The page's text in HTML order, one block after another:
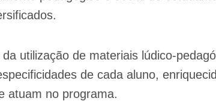
utilização de materiais lúdico-
de cada aluno,
atuam no programa.